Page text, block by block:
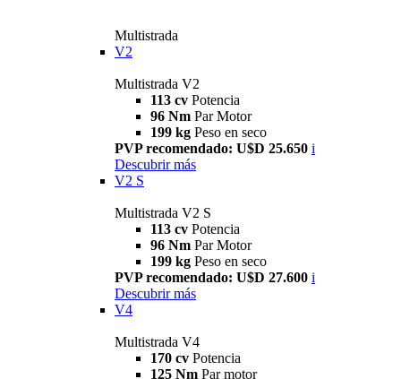
Multistrada
V2
Multistrada V2
113 cv Potencia
96 Nm Par Motor
199 kg Peso en seco
PVP recomendado: U$D 25.650 i
Descubrir más
V2 S
Multistrada V2 S
113 cv Potencia
96 Nm Par Motor
199 kg Peso en seco
PVP recomendado: U$D 27.600 i
Descubrir más
V4
Multistrada V4
170 cv Potencia
125 Nm Par motor